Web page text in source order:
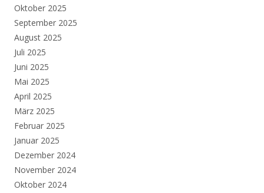
Oktober 2025
September 2025
August 2025
Juli 2025
Juni 2025
Mai 2025
April 2025
März 2025
Februar 2025
Januar 2025
Dezember 2024
November 2024
Oktober 2024